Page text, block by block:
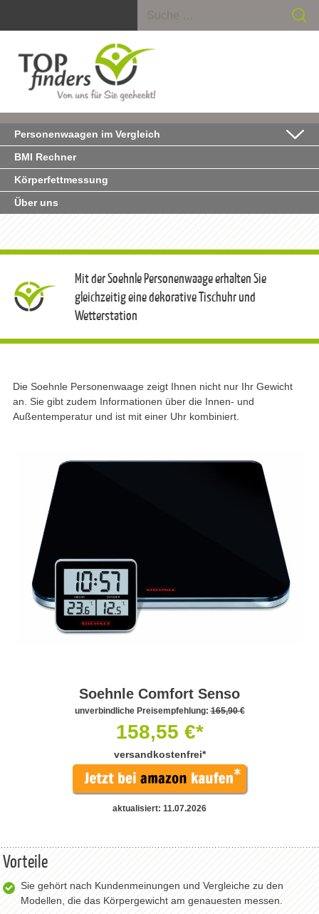
Suche nach:
Personenwaagen im Vergleich
BMI Rechner
Körperfettmessung
Über uns
Mit der Soehnle Personenwaage erhalten Sie
gleichzeitig eine dekorative Tischuhr und
Wetterstation
Die Soehnle Personenwaage zeigt Ihnen nicht nur Ihr Gewicht
an. Sie gibt zudem Informationen über die Innen- und
Außentemperatur und ist mit einer Uhr kombiniert.
Soehnle Comfort Senso
unverbindliche Preisempfehlung:165,90 €
158,55 €*
versandkostenfrei*
aktualisiert: 11.07.2026
Vorteile
Sie gehört nach Kundenmeinungen und Vergleiche zu den
Modellen, die das Körpergewicht am genauesten messen.